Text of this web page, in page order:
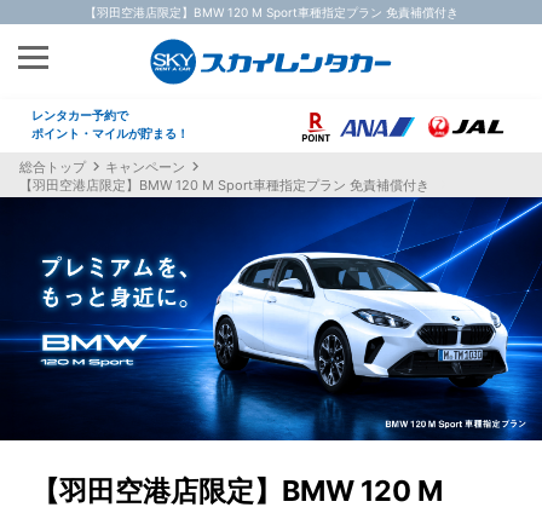
【羽田空港店限定】BMW 120 M Sport車種指定プラン 免責補償付き
レンタカー予約で
ポイント・マイルが貯まる！
総合トップ
キャンペーン
【羽田空港店限定】BMW 120 M Sport車種指定プラン 免責補償付き
【羽田空港店限定】BMW 120 M